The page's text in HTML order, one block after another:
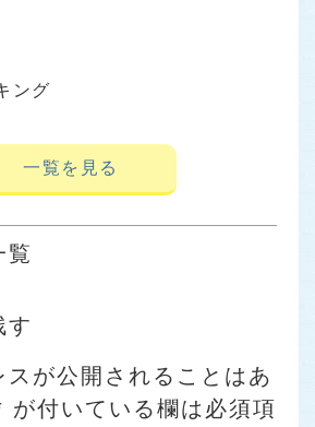
ング
一覧を見る
覧
す
スが公開されることはあ
が付いている欄は必須項